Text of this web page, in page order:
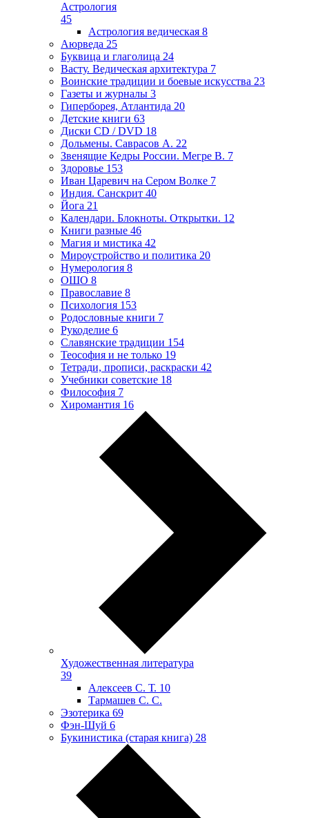
Астрология
45
Астрология ведическая 8
Аюрведа 25
Буквица и глаголица 24
Васту. Ведическая архитектура 7
Воинские традиции и боевые искусства 23
Газеты и журналы 3
Гиперборея, Атлантида 20
Детские книги 63
Диски CD / DVD 18
Дольмены. Саврасов А. 22
Звенящие Кедры России. Мегре В. 7
Здоровье 153
Иван Царевич на Сером Волке 7
Индия. Санскрит 40
Йога 21
Календари. Блокноты. Открытки. 12
Книги разные 46
Магия и мистика 42
Мироустройство и политика 20
Нумерология 8
ОШО 8
Православие 8
Психология 153
Родословные книги 7
Рукоделие 6
Славянские традиции 154
Теософия и не только 19
Тетради, прописи, раскраски 42
Учебники советские 18
Философия 7
Хиромантия 16
Художественная литература
39
Алексеев С. Т. 10
Тармашев С. С.
Эзотерика 69
Фэн-Шуй 6
Букинистика (старая книга) 28